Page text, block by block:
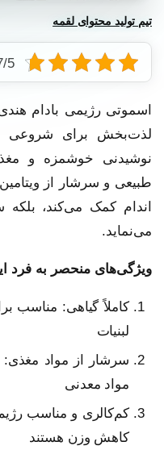
تیم تولید محتوای لقمه
4.7/5 -
اسموتی رژیمی بادام
لذت‌بخش برای شروعی
نوشیدنی خوشمزه و
طبیعی و سرشار از
اندام کمک می‌کند،
می‌نماید.
ویژگی‌های منحصر به فرد
کاملاً گیاهی: مناسب
لبنیات
سرشار از مواد مغذی:
مواد معدنی
کم‌کالری و مناسب
کاهش وزن هستند